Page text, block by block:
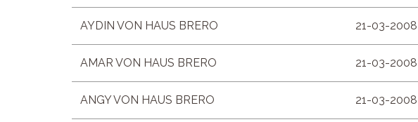
AYDIN VON HAUS BRERO 21-03-2008
AMAR VON HAUS BRERO 21-03-2008
ANGY VON HAUS BRERO 21-03-2008